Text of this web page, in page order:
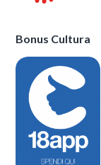
Bonus Cultura